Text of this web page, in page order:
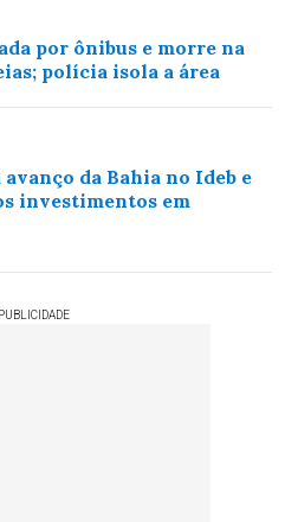
por ônibus e morre na
polícia isola a área
da Bahia no Ideb e
investimentos em
PUBLICIDADE